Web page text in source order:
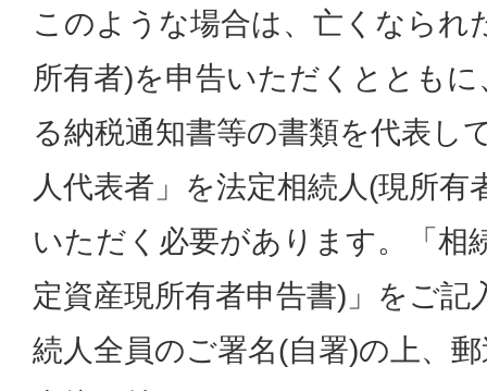
このような場合は、亡くなられ
所有者)を申告いただくととも
る納税通知書等の書類を代表し
人代表者」を法定相続人(現所
いただく必要があります。「相
定資産現所有者申告書)」をご
続人全員のご署名(自署)の上、